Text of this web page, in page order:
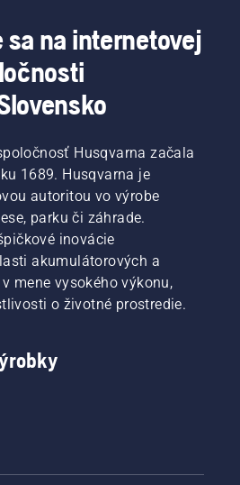
sa na internetovej
Husqvarna začala
1689. Husqvarna je
autoritou vo výrobe
parku či záhrade.
inovácie
akumulátorových a
mene vysokého výkonu,
o životné prostredie.